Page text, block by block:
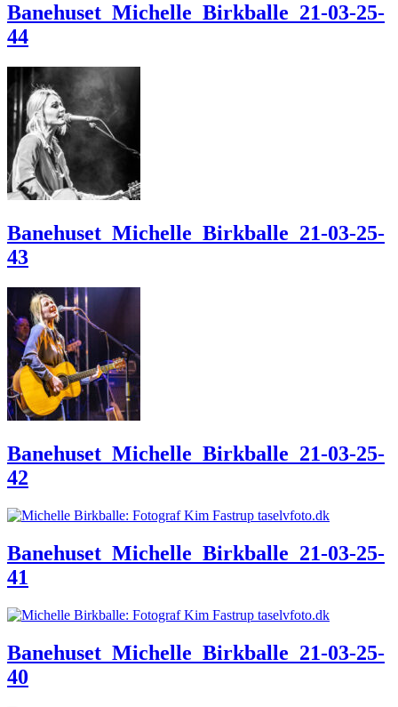
Banehuset_Michelle_Birkballe_21-03-25-
44
Banehuset_Michelle_Birkballe_21-03-25-
43
Banehuset_Michelle_Birkballe_21-03-25-
42
Banehuset_Michelle_Birkballe_21-03-25-
41
Banehuset_Michelle_Birkballe_21-03-25-
40